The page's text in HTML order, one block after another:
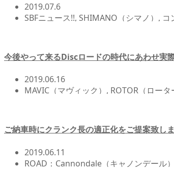
2019.07.6
SBFニュース!!, SHIMANO（シマノ） , コ
今後やって来るDiscロードの時代にあわせ実
2019.06.16
MAVIC（マヴィック） , ROTOR（ロータ
ご納車時にクランク長の適正化をご提案致しま
2019.06.11
ROAD：Cannondale（キャノンデール）